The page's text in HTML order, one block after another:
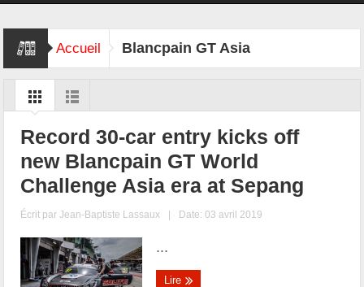
Accueil Blancpain GT Asia
Record 30-car entry kicks off
new Blancpain GT World
Challenge Asia era at Sepang
Écrit parJean-Baptiste Lassaux | Date: 03 avril 2019
...
Lire